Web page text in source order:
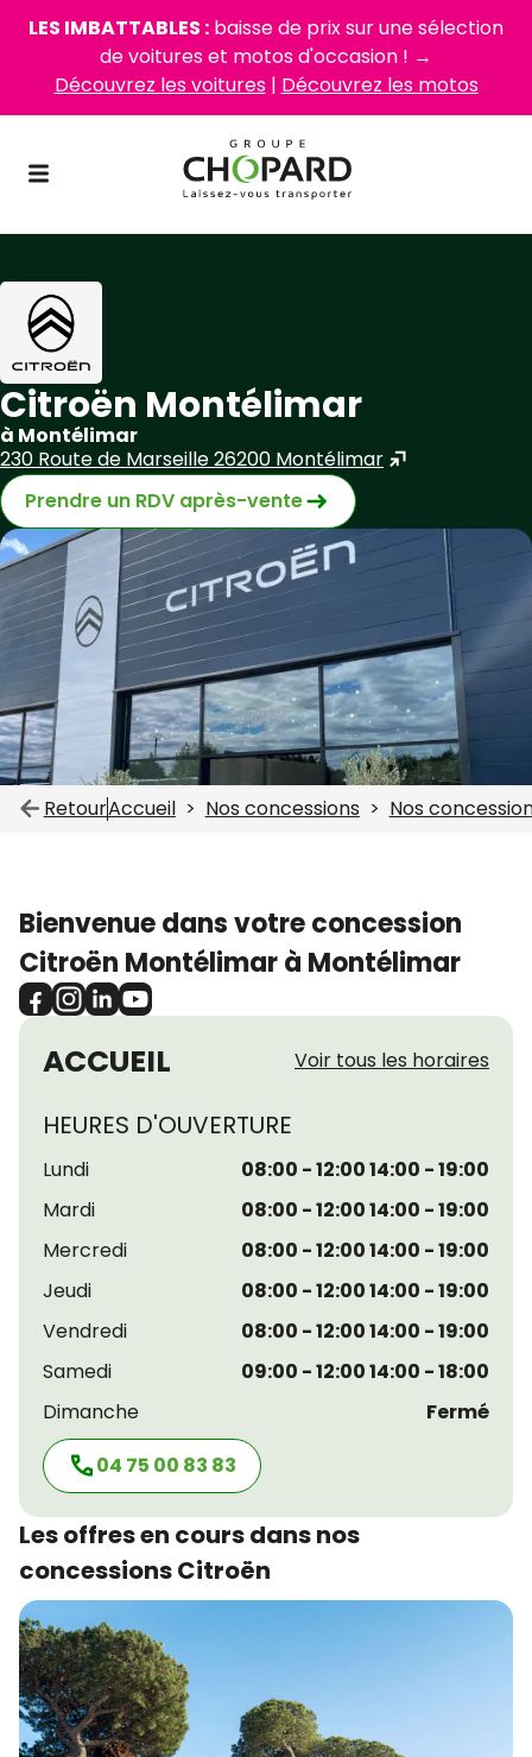
LES IMBATTABLES : baisse de prix sur une sélection
de voitures et motos d'occasion ! →
Découvrez les voitures| Découvrez les motos
Citroën Montélimar
à Montélimar
230 Route de Marseille 26200 Montélimar
Prendre un RDV après-vente
RetourAccueil Nos concessions Nos
Bienvenue dans votre concession
Citroën Montélimar à Montélimar
ACCUEIL Voir tous les horaires
HEURES D'OUVERTURE
Lundi
08:00 - 12:00 14:00 - 19:00
Mardi
08:00 - 12:00 14:00 - 19:00
Mercredi
08:00 - 12:00 14:00 - 19:00
Jeudi
08:00 - 12:00 14:00 - 19:00
Vendredi
08:00 - 12:00 14:00 - 19:00
Samedi
09:00 - 12:00 14:00 - 18:00
Dimanche
Fermé
04 75 00 83 83
Les offres en cours dans nos
concessions Citroën